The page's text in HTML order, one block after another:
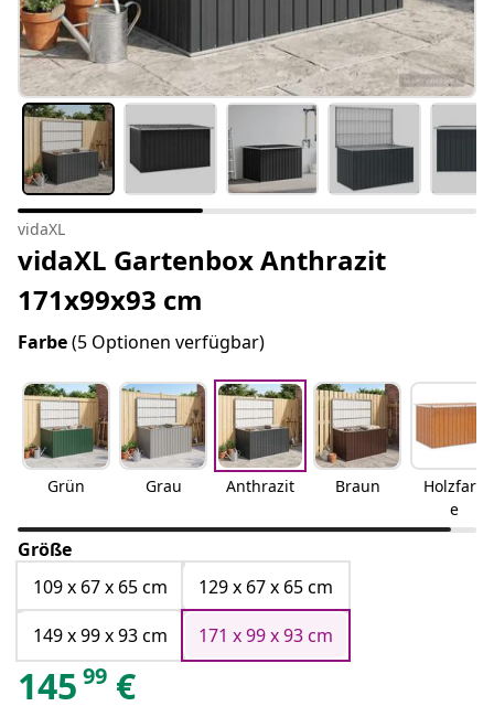
vidaXL
vidaXL Gartenbox Anthrazit
171x99x93 cm
Farbe(5 Optionen verfügbar)
Grün Grau Anthrazit Braun
Holzfarb
e
Größe
109 x 67 x 65 cm
129 x 67 x 65 cm
149 x 99 x 93 cm
171 x 99 x 93 cm
145 99 €